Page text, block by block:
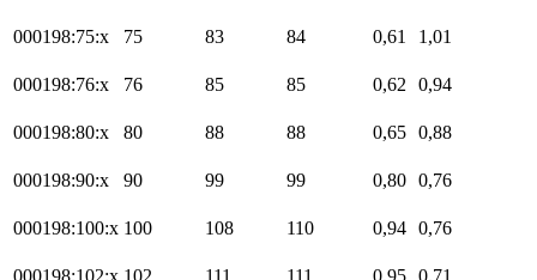
000198:75:x 75 83 84 0,61 1,01
000198:76:x 76 85 85 0,62 0,94
000198:80:x 80 88 88 0,65 0,88
000198:90:x 90 99 99 0,80 0,76
000198:100:x 100 108 110 0,94 0,76
000198:102:x 102 111 111 0,95 0,71